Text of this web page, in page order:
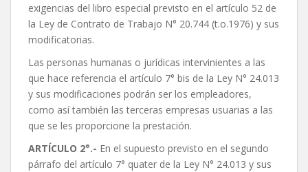
exigencias del libro especial previsto en el artículo 52 de
la Ley de Contrato de Trabajo N° 20.744 (t.o.1976) y sus
modificatorias.
Las personas humanas o jurídicas intervinientes a las
que hace referencia el artículo 7° bis de la Ley N° 24.013
y sus modificaciones podrán ser los empleadores,
como así también las terceras empresas usuarias a las
que se les proporcione la prestación.
ARTÍCULO 2°.- En el supuesto previsto en el segundo
párrafo del artículo 7° quater de la Ley N° 24.013 y sus